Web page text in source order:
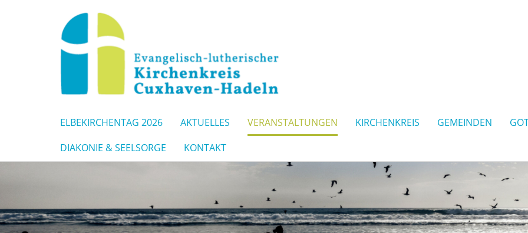
ELBEKIRCHENTAG 2026 AKTUELLES VERANSTALTUNGEN KIRCHENKREIS GEMEINDEN
DIAKONIE & SEELSORGE
KONTAKT